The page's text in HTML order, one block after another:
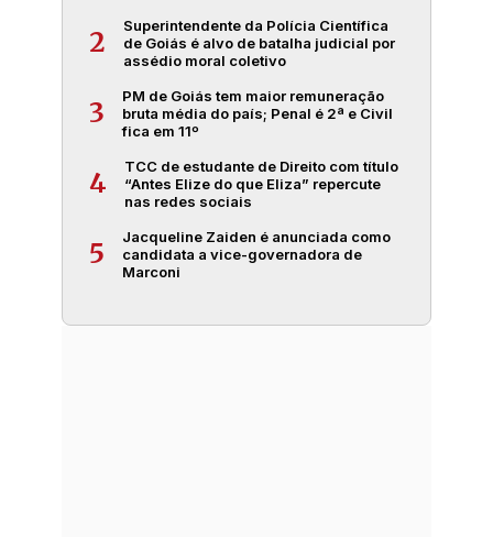
2
Superintendente da Polícia Científica
de Goiás é alvo de batalha judicial por
assédio moral coletivo
3
PM de Goiás tem maior remuneração
bruta média do país; Penal é 2ª e Civil
fica em 11º
4
TCC de estudante de Direito com título
“Antes Elize do que Eliza” repercute
nas redes sociais
5
Jacqueline Zaiden é anunciada como
candidata a vice-governadora de
Marconi